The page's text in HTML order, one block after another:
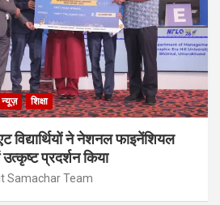
न्यूज़ शिक्षा
ने नेशनल फाइनेंशियल
प्रदर्शन किया
Samachar Team